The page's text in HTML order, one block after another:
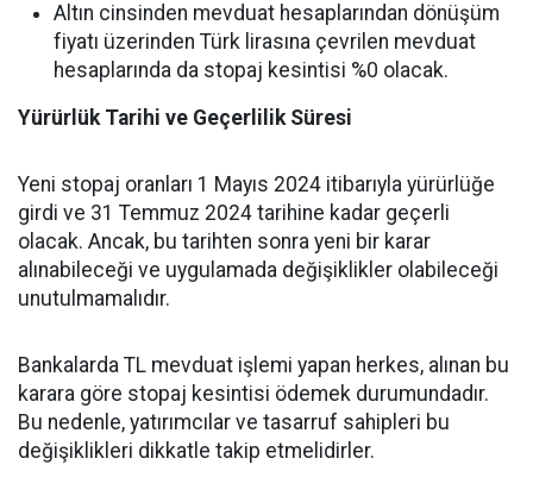
Altın cinsinden mevduat hesaplarından dönüşüm
fiyatı üzerinden Türk lirasına çevrilen mevduat
hesaplarında da stopaj kesintisi %0 olacak.
Yürürlük Tarihi ve Geçerlilik Süresi
Yeni stopaj oranları 1 Mayıs 2024 itibarıyla yürürlüğe
girdi ve 31 Temmuz 2024 tarihine kadar geçerli
olacak. Ancak, bu tarihten sonra yeni bir karar
alınabileceği ve uygulamada değişiklikler olabileceği
unutulmamalıdır.
Bankalarda TL mevduat işlemi yapan herkes, alınan bu
karara göre stopaj kesintisi ödemek durumundadır.
Bu nedenle, yatırımcılar ve tasarruf sahipleri bu
değişiklikleri dikkatle takip etmelidirler.